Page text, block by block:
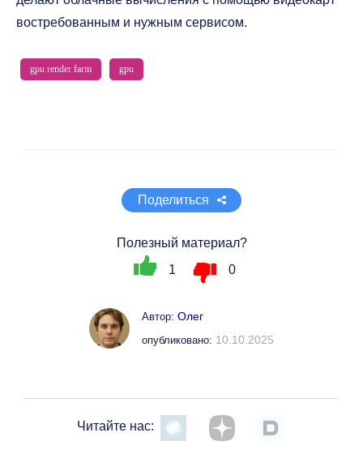
востребованным и нужным сервисом.
gpu render farm gpu
Поделиться
Полезный материал?
1
0
Автор: Олег
опубликовано: 10.10.2025
Читайте нас: